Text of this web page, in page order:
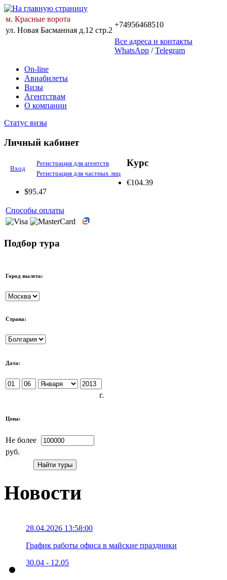
м. Красные ворота
+74956468510
ул. Новая Басманная д.12 стр.2
Все адреса и контакты
WhatsApp /Telegram
On-line
Авиабилеты
Визы
Агентствам
О компании
Статус визы
Личный кабинет
Вход
Регистрация для агентств
Регистрация для частных лиц
Курс
€104.39
$95.47
Способы оплаты
Подбор тура
Город вылета:
Страна:
Дата:
г.
Цена:
Не более
руб.
Новости
28.04.2026 13:58:00
График работы офиса в майские праздники
30.04 - 12.05